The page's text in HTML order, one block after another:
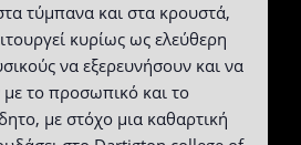
τύμπανα και στα κρουστά,
κυρίως ως ελεύθερη
να εξερευνήσουν και να
το προσωπικό και το
με στόχο μια καθαρτική